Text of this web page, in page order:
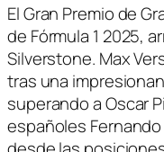
El Gran Premio de
de Fórmula 1 2025,
Silverstone. Max
tras una
superando a Oscar
españoles